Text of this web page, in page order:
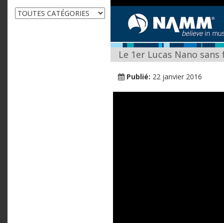
Le 1er Lucas Nano
Publié: 22 janvier 2016